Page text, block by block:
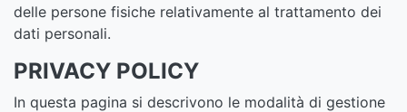
delle persone fisiche relativamente al trattamento dei
dati personali.
PRIVACY POLICY
In questa pagina si descrivono le modalità di gestione